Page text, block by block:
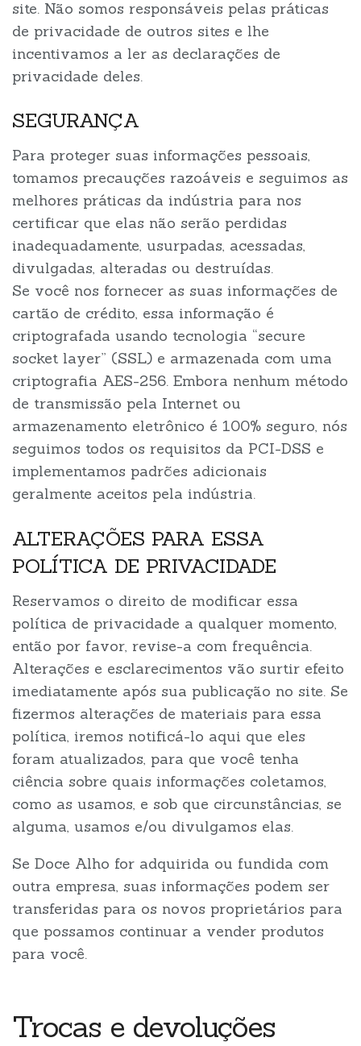
site. Não somos responsáveis pelas práticas
de privacidade de outros sites e lhe
incentivamos a ler as declarações de
privacidade deles.
SEGURANÇA
Para proteger suas informações pessoais,
tomamos precauções razoáveis e seguimos as
melhores práticas da indústria para nos
certificar que elas não serão perdidas
inadequadamente, usurpadas, acessadas,
divulgadas, alteradas ou destruídas.
Se você nos fornecer as suas informações de
cartão de crédito, essa informação é
criptografada usando tecnologia “secure
socket layer” (SSL) e armazenada com uma
criptografia AES-256. Embora nenhum método
de transmissão pela Internet ou
armazenamento eletrônico é 100% seguro, nós
seguimos todos os requisitos da PCI-DSS e
implementamos padrões adicionais
geralmente aceitos pela indústria.
ALTERAÇÕES PARA ESSA
POLÍTICA DE PRIVACIDADE
Reservamos o direito de modificar essa
política de privacidade a qualquer momento,
então por favor, revise-a com frequência.
Alterações e esclarecimentos vão surtir efeito
imediatamente após sua publicação no site. Se
fizermos alterações de materiais para essa
política, iremos notificá-lo aqui que eles
foram atualizados, para que você tenha
ciência sobre quais informações coletamos,
como as usamos, e sob que circunstâncias, se
alguma, usamos e/ou divulgamos elas.
Se Doce Alho for adquirida ou fundida com
outra empresa, suas informações podem ser
transferidas para os novos proprietários para
que possamos continuar a vender produtos
para você.
Trocas e devoluções